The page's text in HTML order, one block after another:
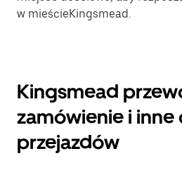
w mieścieKingsmead.
Kingsmead
zamówienie i inne
przejazdów